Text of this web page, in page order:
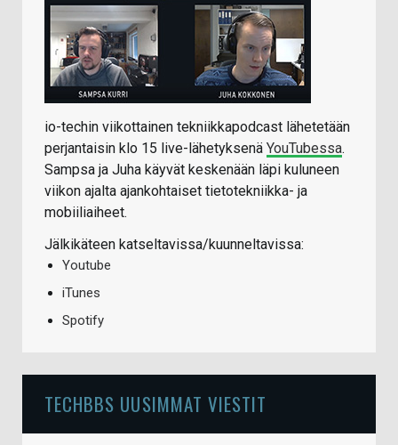
io-techin viikottainen tekniikkapodcast lähetetään
perjantaisin klo 15 live-lähetyksenä YouTubessa.
Sampsa ja Juha käyvät keskenään läpi kuluneen
viikon ajalta ajankohtaiset tietotekniikka- ja
mobiiliaiheet.
Jälkikäteen katseltavissa/kuunneltavissa:
Youtube
iTunes
Spotify
TECHBBS UUSIMMAT VIESTIT